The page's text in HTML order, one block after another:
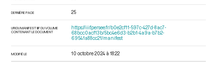
DERNIÈRE PAGE 25
URI DU MANIFEST IIIF DU VOLUME
CONTENANT LE DOCUMENT
https://iiif.persee.fr/b0e2cf11-597c-427d-8ac7-
68bcc0acf13b/5bc4e6d3-b2b1-4a9a-b7b2-
69541a88cc21/manifest
MODIFIÉ LE 10 octobre 2024 à 18:22